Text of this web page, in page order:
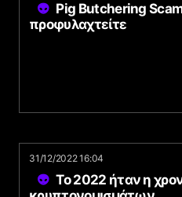
Pig Butchering
προφυλαχτείτε
31/12/2022 16:04
Το 2022 ήταν η